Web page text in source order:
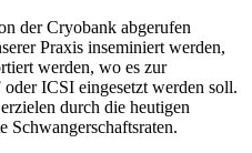
der Cryobank abgerufen
Praxis inseminiert werden,
werden, wo es zur
ICSI eingesetzt werden soll.
durch die heutigen
Schwangerschaftsraten.